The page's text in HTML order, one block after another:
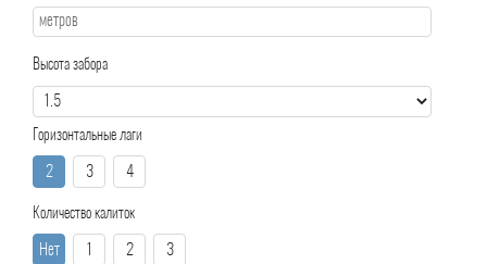
Высота забора
Горизонтальные лаги
2 3 4
Количество калиток
Нет 2 3